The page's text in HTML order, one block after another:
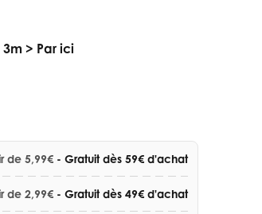
3m > Par ici
de 5,99€ - Gratuit dès 59€ d'achat
de 2,99€ - Gratuit dès 49€ d'achat